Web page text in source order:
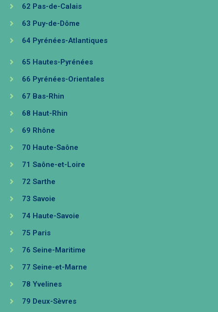
62 Pas-de-Calais
63 Puy-de-Dôme
64 Pyrénées-Atlantiques​
65 Hautes-Pyrénées
66 Pyrénées-Orientales
67 Bas-Rhin
68 Haut-Rhin
69 Rhône
70 Haute-Saône
71 Saône-et-Loire
72 Sarthe
73 Savoie
74 Haute-Savoie
75 Paris
76 Seine-Maritime
77 Seine-et-Marne
78 Yvelines
79 Deux-Sèvres